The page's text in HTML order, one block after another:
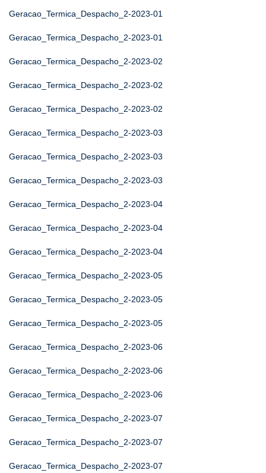
Geracao_Termica_Despacho_2-2023-01
Geracao_Termica_Despacho_2-2023-01
Geracao_Termica_Despacho_2-2023-02
Geracao_Termica_Despacho_2-2023-02
Geracao_Termica_Despacho_2-2023-02
Geracao_Termica_Despacho_2-2023-03
Geracao_Termica_Despacho_2-2023-03
Geracao_Termica_Despacho_2-2023-03
Geracao_Termica_Despacho_2-2023-04
Geracao_Termica_Despacho_2-2023-04
Geracao_Termica_Despacho_2-2023-04
Geracao_Termica_Despacho_2-2023-05
Geracao_Termica_Despacho_2-2023-05
Geracao_Termica_Despacho_2-2023-05
Geracao_Termica_Despacho_2-2023-06
Geracao_Termica_Despacho_2-2023-06
Geracao_Termica_Despacho_2-2023-06
Geracao_Termica_Despacho_2-2023-07
Geracao_Termica_Despacho_2-2023-07
Geracao_Termica_Despacho_2-2023-07